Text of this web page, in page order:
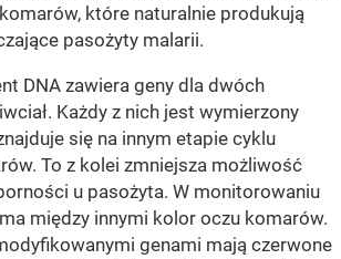
które naturalnie produkują
pasożyty malarii.
DNA zawiera geny dla dwóch
Każdy z nich jest wymierzony
się na innym etapie cyklu
To z kolei zmniejsza możliwość
u pasożyta. W monitorowaniu
między innymi kolor oczu komarów.
genami mają czerwone